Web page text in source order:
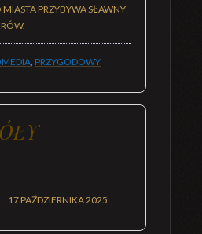
PRZYBYWA SŁAWNY
, PRZYGODOWY
17 PAŹDZIERNIKA 2025